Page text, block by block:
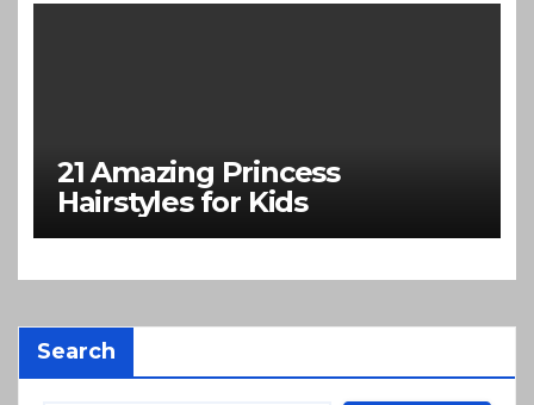
21 Amazing Princess
Hairstyles for Kids
Search